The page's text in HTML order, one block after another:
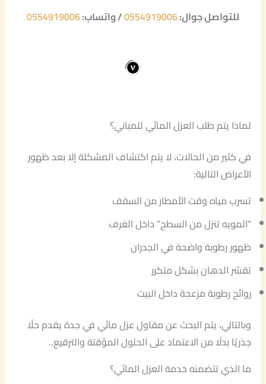
للتواصل جوال:0554919006/ واتساب:0554919006
لماذا يتم طلب العزل المائي للمباني؟
في كثير من الحالات، لا يتم اكتشاف المشكلة إلا بعد ظهور
الأعراض التالية:
تسرب مياه وقت الأمطار من السقف
“المويه تنزل من السطح” داخل الغرف
ظهور رطوبة واضحة في الجدران
تقشر الدهان بشكل متكرر
روائح رطوبة مزعجة داخل البيت
وبالتالي، يتم البحث عن مقاول عزل مائي في جدة يقدم حلًا
جذريًا بدلًا من الاعتماد على الحلول المؤقتة والترقيع..
ما الذي تتضمنه خدمة العزل المائي؟